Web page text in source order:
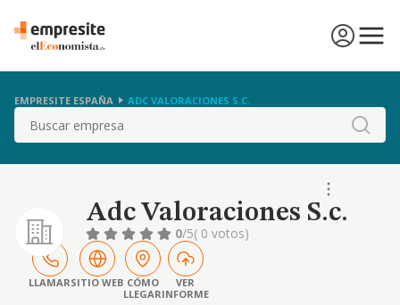
EMPRESITE ESPAÑA ADC VALORACIONES S.C.
Buscar
Adc Valoraciones S.c.
0/5( 0 votos)
LLAMARSITIO WEB CÓMO
LLEGAR
VER
INFORME